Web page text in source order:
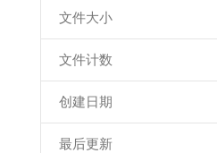
文件大小
文件计数
创建日期
最后更新